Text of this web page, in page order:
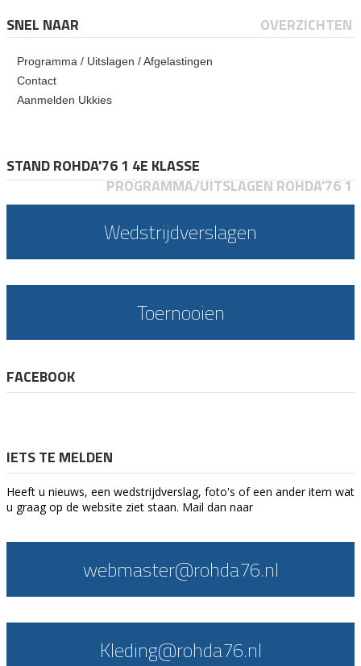
SNEL NAAR OVERZICHTEN
Programma / Uitslagen / Afgelastingen
Contact
Aanmelden Ukkies
STAND ROHDA'76 1 4E KLASSE
PROGRAMMA/UITSLAGEN ROHDA'76 1
Wedstrijdverslagen
Toernooien
FACEBOOK
IETS TE MELDEN
Heeft u nieuws, een wedstrijdverslag, foto's of een ander item wat
u graag op de website ziet staan. Mail dan naar
webmaster@rohda76.nl
Kleding@rohda76.nl